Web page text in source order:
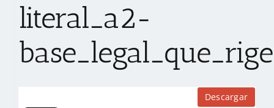
CONTACTO
literal_a2-
Descargar